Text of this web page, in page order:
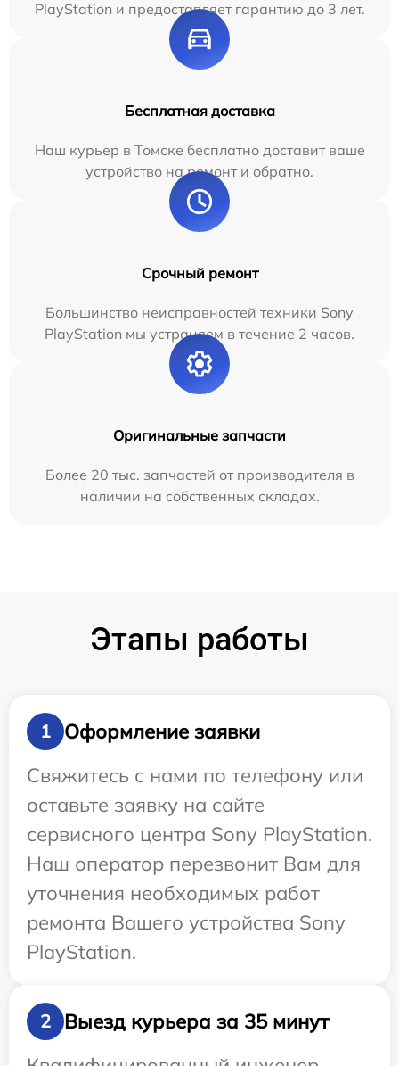
PlayStation и предоставляет гарантию до 3 лет.
Бесплатная доставка
Наш курьер в Томске бесплатно доставит ваше
устройство на ремонт и обратно.
Срочный ремонт
Большинство неисправностей техники Sony
PlayStation мы устраняем в течение 2 часов.
Оригинальные запчасти
Более 20 тыс. запчастей от производителя в
наличии на собственных складах.
Этапы работы
1
Оформление заявки
Свяжитесь с нами по телефону или
оставьте заявку на сайте
сервисного центра Sony PlayStation.
Наш оператор перезвонит Вам для
уточнения необходимых работ
ремонта Вашего устройства Sony
PlayStation.
2
Выезд курьера за 35 минут